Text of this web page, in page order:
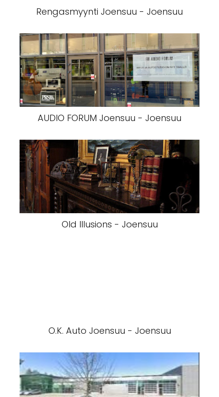
Rengasmyynti Joensuu - Joensuu
AUDIO FORUM Joensuu - Joensuu
Old Illusions - Joensuu
O.K. Auto Joensuu - Joensuu